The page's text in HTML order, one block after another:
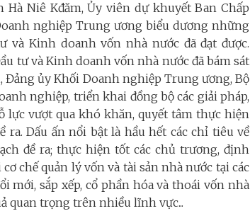
Niê Kđăm, Ủy viên dự khuyết Ban Chấp
nghiệp Trung ương biểu dương những
Kinh doanh vốn nhà nước đã đạt được.
tư và Kinh doanh vốn nhà nước đã bám sát
Đảng ủy Khối Doanh nghiệp Trung ương, Bộ
nghiệp, triển khai đồng bộ các giải pháp,
lực vượt qua khó khăn, quyết tâm thực hiện
Dấu ấn nổi bật là hầu hết các chỉ tiêu về
đề ra; thực hiện tốt các chủ trương, định
chế quản lý vốn và tài sản nhà nước tại các
mới, sắp xếp, cổ phần hóa và thoái vốn nhà
quan trọng trên nhiều lĩnh vực...